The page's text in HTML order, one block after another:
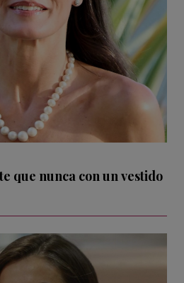
que nunca con un vestido